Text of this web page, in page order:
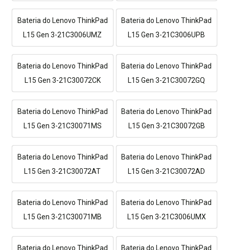
Bateria do Lenovo ThinkPad
L15 Gen 3-21C3006UMZ
Bateria do Lenovo ThinkPad
L15 Gen 3-21C3006UPB
Bateria do Lenovo ThinkPad
L15 Gen 3-21C30072CK
Bateria do Lenovo ThinkPad
L15 Gen 3-21C30072GQ
Bateria do Lenovo ThinkPad
L15 Gen 3-21C30071MS
Bateria do Lenovo ThinkPad
L15 Gen 3-21C30072GB
Bateria do Lenovo ThinkPad
L15 Gen 3-21C30072AT
Bateria do Lenovo ThinkPad
L15 Gen 3-21C30072AD
Bateria do Lenovo ThinkPad
L15 Gen 3-21C30071MB
Bateria do Lenovo ThinkPad
L15 Gen 3-21C3006UMX
Bateria do Lenovo ThinkPad
Bateria do Lenovo ThinkPad